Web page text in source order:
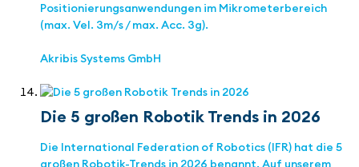
Positionierungsanwendungen im Mikrometerbereich
(max. Vel. 3m/s / max. Acc. 3g).
Akribis Systems GmbH
Die 5 großen Robotik Trends in 2026
Die International Federation of Robotics (IFR) hat die 5
großen Robotik-Trends in 2026 benannt. Auf unserem